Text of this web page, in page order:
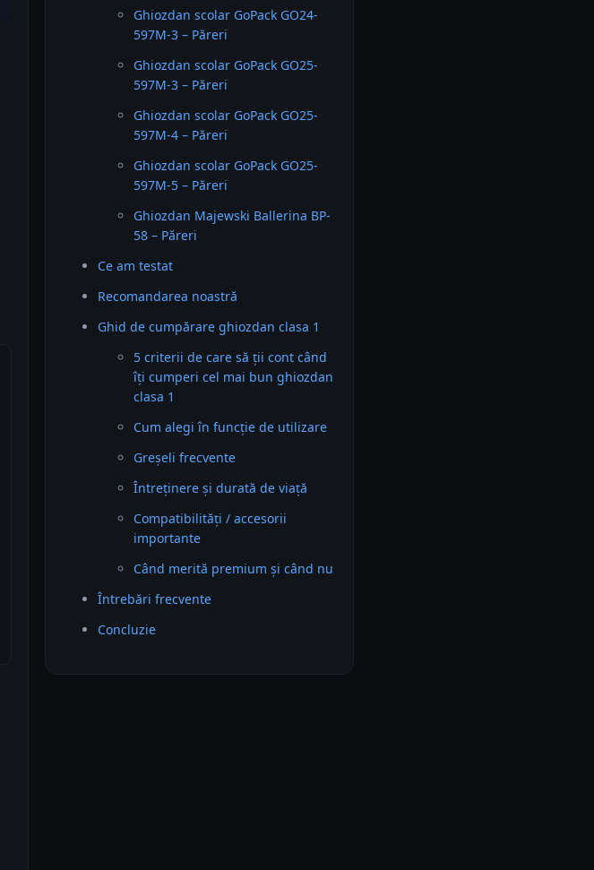
Ghiozdan scolar GoPack GO24-
597M-3 – Păreri
Ghiozdan scolar GoPack GO25-
597M-3 – Păreri
Ghiozdan scolar GoPack GO25-
597M-4 – Păreri
Ghiozdan scolar GoPack GO25-
597M-5 – Păreri
Ghiozdan Majewski Ballerina BP-
58 – Păreri
Ce am testat
Recomandarea noastră
Ghid de cumpărare ghiozdan clasa 1
5 criterii de care să ții cont când
îți cumperi cel mai bun ghiozdan
clasa 1
Cum alegi în funcție de utilizare
Greșeli frecvente
Întreținere și durată de viață
Compatibilități / accesorii
importante
Când merită premium și când nu
Întrebări frecvente
Concluzie